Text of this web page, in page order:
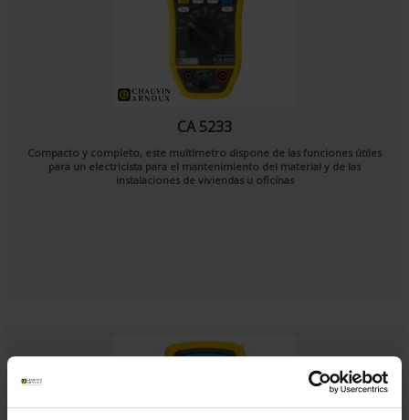
CA 5233
Compacto y completo, este multímetro dispone de las funciones útiles
para un electricista para el mantenimiento del material y de las
instalaciones de viviendas u oficinas